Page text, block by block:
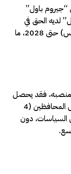
“جيروم باول”
لديه الحق في
البقاء عضوًا في المجلس (بعد نهاية ولايته كرئيس) حتى 2028، ما
منصبه، فقد يحصل
الرئيس الأمريكي على أغلبية بسيطة في مجلس المحافظين (4
السياسات، دون